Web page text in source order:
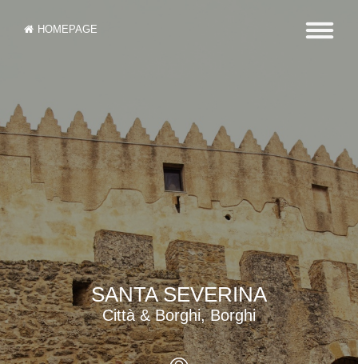
HOMEPAGE
SANTA SEVERINA
Città & Borghi, Borghi